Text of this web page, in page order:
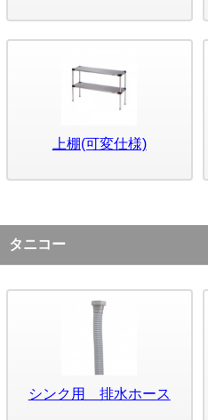
上棚(可変仕様)
タニコー
シンク用 排水ホース